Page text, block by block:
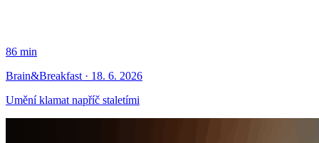
86 min
Brain&Breakfast · 18. 6. 2026
Umění klamat napříč staletími